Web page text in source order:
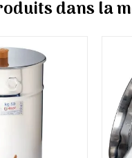
dans la